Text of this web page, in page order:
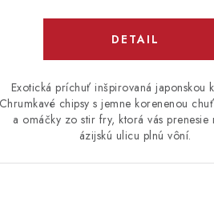
DETAIL
Exotická príchuť inšpirovaná japonskou
Chrumkavé chipsy s jemne korenenou
a omáčky zo stir fry, ktorá vás prenesie
ázijskú ulicu plnú vôní.